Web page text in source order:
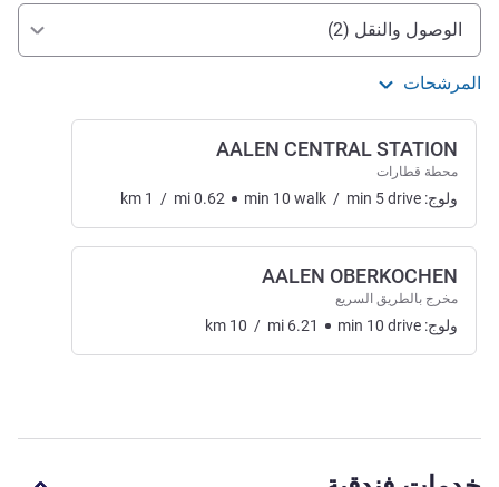
الوصول والتنقل
الوصول والنقل (2)
المرشحات
AALEN CENTRAL STATION
محطة قطارات
ولوج: km 1 / mi0.62 min 10 walk / min 5drive
AALEN OBERKOCHEN
مخرج بالطريق السريع
ولوج: km 10 / mi 6.21 min 10 drive